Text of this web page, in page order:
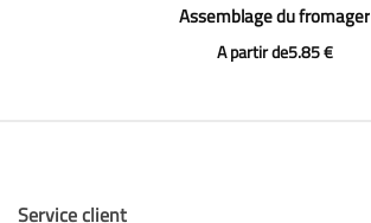
Assemblage du fromager
A partir de5.85€
Service client